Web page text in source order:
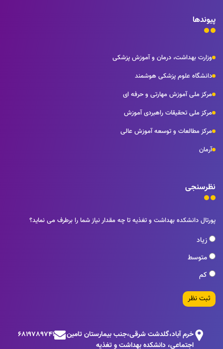
پیوندها
وزارت بهداشت، درمان و آموزش پزشکی
دانشگاه علوم پزشکی هوشمند
مرکز ملی آموزش مهارتی و حرفه ای
مرکز ملی تحقیقات راهبردی آموزش
مرکز مطالعات و توسعه آموزش عالی
آرمان
نظرسنجی
پورتال دانشکده بهداشت و تغذیه تا چه مقدار نیاز شما را برطرف می نماید؟
زیاد
متوسط
کم
ثبت نظر
خرم آباد،گلدشت شرقی،جنب بيمارستان تامين
اجتماعی، دانشکده بهداشت و تغذیه
6819789741